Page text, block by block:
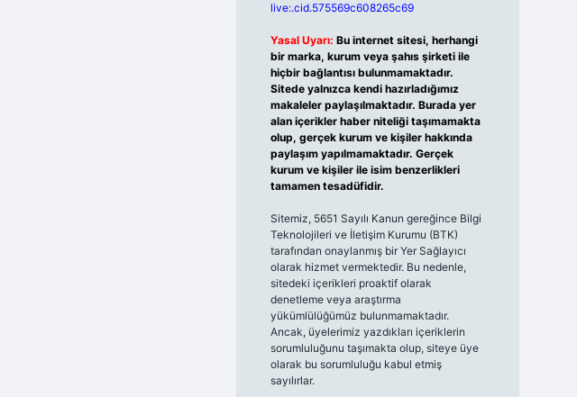
live:.cid.575569c608265c69
Yasal Uyarı: Bu internet sitesi, herhangi
bir marka, kurum veya şahıs şirketi ile
hiçbir bağlantısı bulunmamaktadır.
Sitede yalnızca kendi hazırladığımız
makaleler paylaşılmaktadır. Burada yer
alan içerikler haber niteliği taşımamakta
olup, gerçek kurum ve kişiler hakkında
paylaşım yapılmamaktadır. Gerçek
kurum ve kişiler ile isim benzerlikleri
tamamen tesadüfidir.
Sitemiz, 5651 Sayılı Kanun gereğince Bilgi
Teknolojileri ve İletişim Kurumu (BTK)
tarafından onaylanmış bir Yer Sağlayıcı
olarak hizmet vermektedir. Bu nedenle,
sitedeki içerikleri proaktif olarak
denetleme veya araştırma
yükümlülüğümüz bulunmamaktadır.
Ancak, üyelerimiz yazdıkları içeriklerin
sorumluluğunu taşımakta olup, siteye üye
olarak bu sorumluluğu kabul etmiş
sayılırlar.